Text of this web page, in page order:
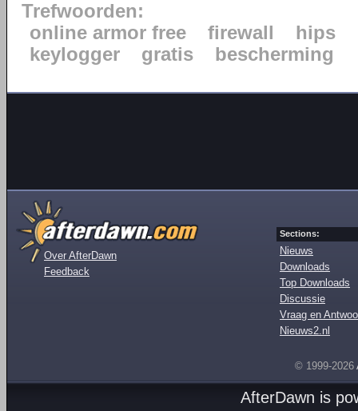
Trefwoorden:
online armor free
firewall hips
keylogger
gratis bescherming
Over AfterDawn
Feedback
Sections:
Nieuws
Downloads
Top Downloads
Discussie
Vraag en
Nieuws2.nl
© 1999-2026
AfterDawn is